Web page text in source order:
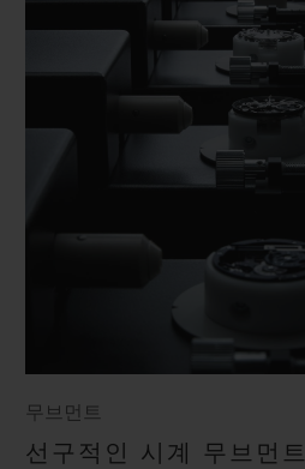
무브먼트
선구적인 시계 무브먼트